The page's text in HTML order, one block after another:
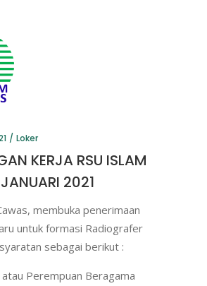
Loker
KERJA RSU ISLAM
2021
membuka penerimaan
untuk formasi Radiografer
sebagai berikut :
atau Perempuan Beragama